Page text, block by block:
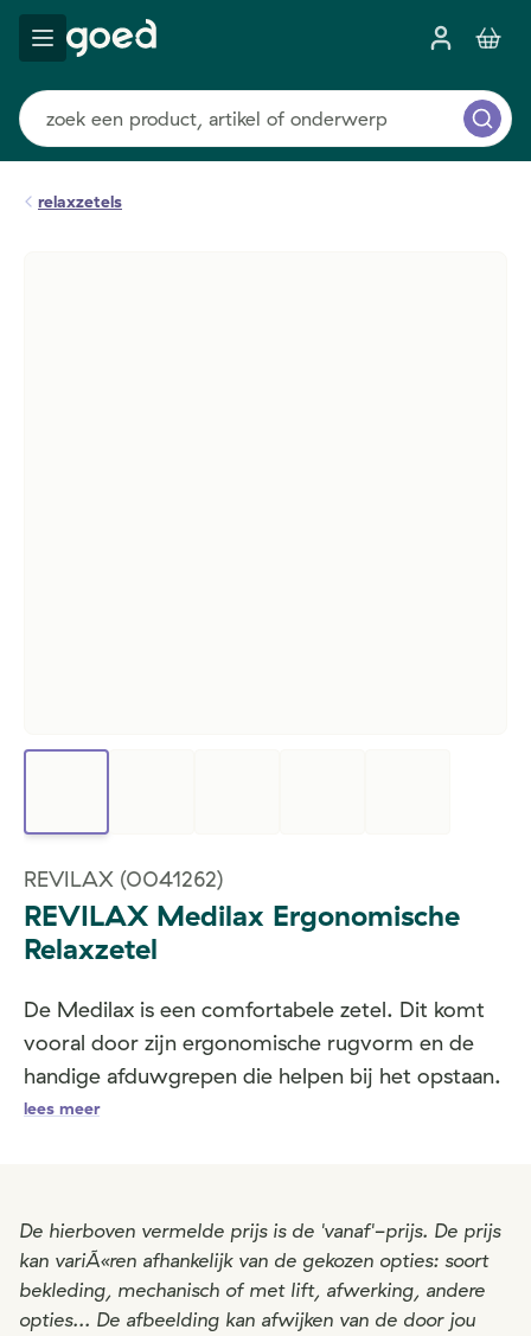
relaxzetels
REVILAX (0041262)
REVILAX Medilax Ergonomische
Relaxzetel
De Medilax is een comfortabele zetel. Dit komt
vooral door zijn ergonomische rugvorm en de
handige afduwgrepen die helpen bij het opstaan.
lees meer
De hierboven vermelde prijs is de 'vanaf'-prijs. De prijs
kan variÃ«ren afhankelijk van de gekozen opties: soort
bekleding, mechanisch of met lift, afwerking, andere
opties... De afbeelding kan afwijken van de door jou